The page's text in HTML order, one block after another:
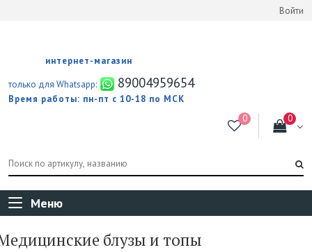
Войти
интернет-магазин
только для Whatsapp:
89004959654
Время работы: пн-пт с 10-18 по МСК
Меню
блузы и топы